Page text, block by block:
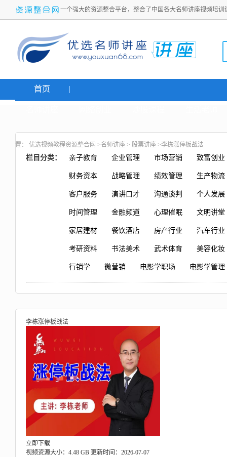
一个强大的资源整合平台，整合了中国各大名师讲座视频培
首页
置： 优选视频教程资源整合网 >名师讲座 > 股票讲座 >李栋涨停板战法
栏目分类： 亲子教育 企业管理 市场营销 致富创业
财务资本 战略管理 绩效管理 生产物流
客户服务 演讲口才 沟通谈判 个人发展
时间管理 金融频道 心理催眠 文明讲堂
家居建材 餐饮酒店 房产行业 汽车行业
考研资料 书法美术 武术体育 美容化妆
行销学 微营销 电影学职场 电影学管理
李栋涨停板战法
立即下载
视频资源大小：4.48 GB 更新时间：2026-07-07